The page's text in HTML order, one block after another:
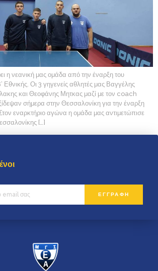
η νεανική μας ομάδα από την έναρξη του
Εθνικής. Οι 3 γηγενείς αθλητές μας Βαγγέλης
και Θεοφάνης Μητκας μαζί με τον coach
σήμερα στην Θεσσαλονίκη για την έναρξη
εναρκτήριο αγώνα η ομάδα μας αντιμετώπισε
[…]
ΕΓΓΡΑΦΗ